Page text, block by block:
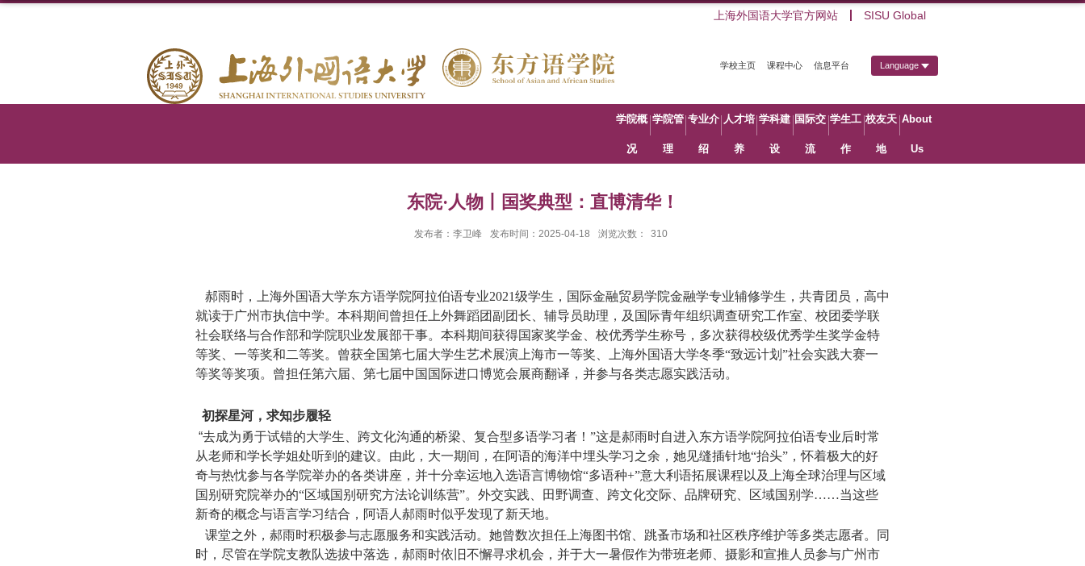
上海外国语大学官方网站 SISU Global
学校主页 课程中心 信息平台 Language
学院概
况
学院管
理
专业介
绍
人才培
养
学科建
设
国际交
流
学生工
作
校友天
地
About
Us
东院·人物丨国奖典型：直博清华！
发布者：李卫峰 发布时间：2025-04-18 浏览次数： 310
郝雨时，上海外国语大学东方语学院阿拉伯语专业2021级学生，国际金融贸易学院金融学专业辅修学生，共青团员，高中
就读于广州市执信中学。本科期间曾担任上外舞蹈团副团长、辅导员助理，及国际青年组织调查研究工作室、校团委学联
社会联络与合作部和学院职业发展部干事。本科期间获得国家奖学金、校优秀学生称号，多次获得校级优秀学生奖学金特
等奖、一等奖和二等奖。曾获全国第七届大学生艺术展演上海市一等奖、上海外国语大学冬季“致远计划”社会实践大赛一
等奖等奖项。曾担任第六届、第七届中国国际进口博览会展商翻译，并参与各类志愿实践活动。
初探星河，求知步履轻
“去成为勇于试错的大学生、跨文化沟通的桥梁、复合型多语学习者！”这是郝雨时自进入东方语学院阿拉伯语专业后时常
从老师和学长学姐处听到的建议。由此，大一期间，在阿语的海洋中埋头学习之余，她见缝插针地“抬头”，怀着极大的好
奇与热忱参与各学院举办的各类讲座，并十分幸运地入选语言博物馆“多语种+”意大利语拓展课程以及上海全球治理与区域
国别研究院举办的“区域国别研究方法论训练营”。外交实践、田野调查、跨文化交际、品牌研究、区域国别学……当这些
新奇的概念与语言学习结合，阿语人郝雨时似乎发现了新天地。
课堂之外，郝雨时积极参与志愿服务和实践活动。她曾数次担任上海图书馆、跳蚤市场和社区秩序维护等多类志愿者。同
时，尽管在学院支教队选拔中落选，郝雨时依旧不懈寻求机会，并于大一暑假作为带班老师、摄影和宣推人员参与广州市